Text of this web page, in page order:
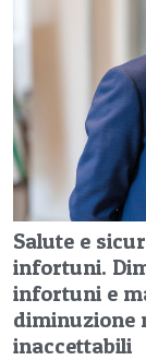
Salute e
infortuni.
infortuni e
diminuzione
inaccettabili